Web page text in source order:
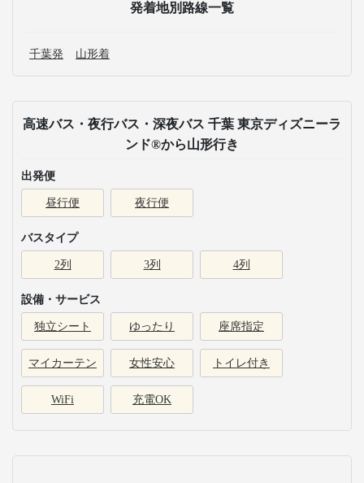
発着地別路線一覧
千葉発 山形着
高速バス・夜行バス・深夜バス 千葉 東京ディズニーラ
ンド®から山形行き
出発便
昼行便 夜行便
バスタイプ
2列 3列 4列
設備・サービス
独立シート ゆったり 座席指定
マイカーテン 女性安心 トイレ付き
WiFi 充電OK